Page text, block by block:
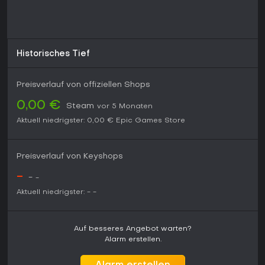
Historisches Tief
Preisverlauf von offiziellen Shops
0,00 € Steam vor 5 Monaten
Aktuell niedrigster: 0,00 € Epic Games Store
Preisverlauf von Keyshops
- - -
Aktuell niedrigster: - -
Auf besseres Angebot warten?
Alarm erstellen.